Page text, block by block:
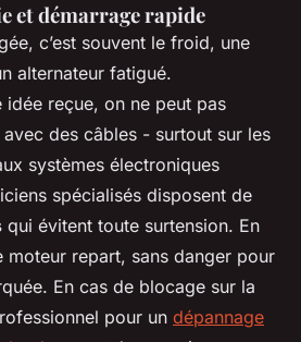
et démarrage rapide
c’est souvent le froid, une
alternateur fatigué.
idée reçue, on ne peut pas
des câbles - surtout sur les
systèmes électroniques
spécialisés disposent de
qui évitent toute surtension. En
moteur repart, sans danger pour
En cas de blocage sur la
pour un dépannage